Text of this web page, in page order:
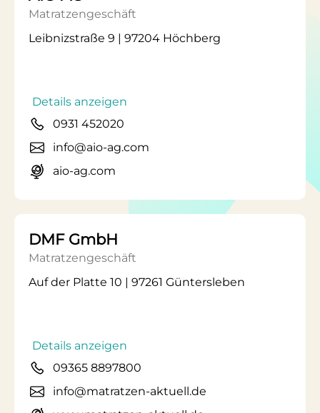
Matratzengeschäft
Leibnizstraße 9 | 97204 Höchberg
Details anzeigen
0931 452020
info@aio-ag.com
aio-ag.com
DMF GmbH
Matratzengeschäft
Auf der Platte 10 | 97261 Güntersleben
Details anzeigen
09365 8897800
info@matratzen-aktuell.de